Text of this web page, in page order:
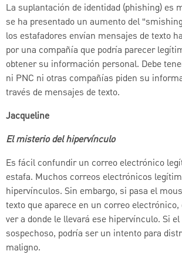
La suplantación de identidad (phishing) es
se ha presentado un aumento del
los estafadores envían mensajes de texto
por una compañía que podría parecer
obtener su información personal. Debe
ni PNC ni otras compañías piden su
través de mensajes de texto.
Jacqueline
El misterio del hipervínculo
Es fácil confundir un correo electrónico
estafa. Muchos correos electrónicos
hipervínculos. Sin embargo, si pasa el
texto que aparece en un correo electrónico,
ver a donde le llevará ese hipervínculo. Si
sospechoso, podría ser un intento para
maligno.